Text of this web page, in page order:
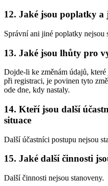
12. Jaké jsou poplatky
Správní ani jiné poplatky nejsou
13. Jaké jsou lhůty pro
Dojde-li ke změnám údajů,
při registraci, je povinen tyto
ode dne, kdy nastaly.
14. Kteří jsou další
situace
Další účastníci postupu nejsou
15. Jaké další činnosti
Další činnosti nejsou stanoveny.